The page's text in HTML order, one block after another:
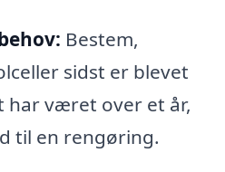
Bestem,
sidst er blevet
har været over et år,
til en rengøring.